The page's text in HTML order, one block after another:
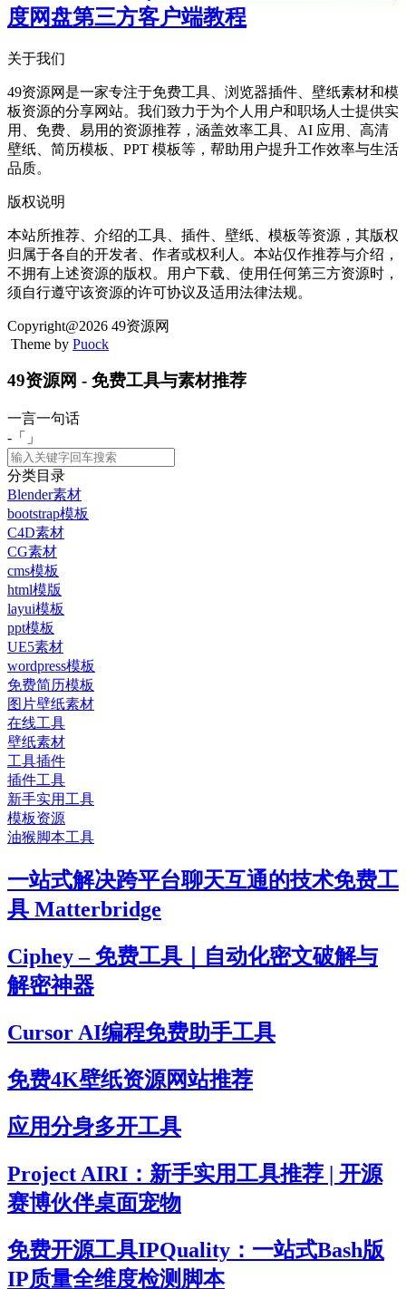
度网盘第三方客户端教程
关于我们
49资源网是一家专注于免费工具、浏览器插件、壁纸素材和模
板资源的分享网站。我们致力于为个人用户和职场人士提供实
用、免费、易用的资源推荐，涵盖效率工具、AI 应用、高清
壁纸、简历模板、PPT 模板等，帮助用户提升工作效率与生活
品质。
版权说明
本站所推荐、介绍的工具、插件、壁纸、模板等资源，其版权
归属于各自的开发者、作者或权利人。本站仅作推荐与介绍，
不拥有上述资源的版权。用户下载、使用任何第三方资源时，
须自行遵守该资源的许可协议及适用法律法规。
Copyright@2026 49资源网
Theme by Puock
49资源网 - 免费工具与素材推荐
一言一句话
-「
」
分类目录
Blender素材
bootstrap模板
C4D素材
CG素材
cms模板
html模版
layui模板
ppt模板
UE5素材
wordpress模板
免费简历模板
图片壁纸素材
在线工具
壁纸素材
工具插件
插件工具
新手实用工具
模板资源
油猴脚本工具
一站式解决跨平台聊天互通的技术免费工
具 Matterbridge
Ciphey – 免费工具｜自动化密文破解与
解密神器
Cursor AI编程免费助手工具
免费4K壁纸资源网站推荐
应用分身多开工具
Project AIRI：新手实用工具推荐 | 开源
赛博伙伴桌面宠物
免费开源工具IPQuality：一站式Bash版
IP质量全维度检测脚本